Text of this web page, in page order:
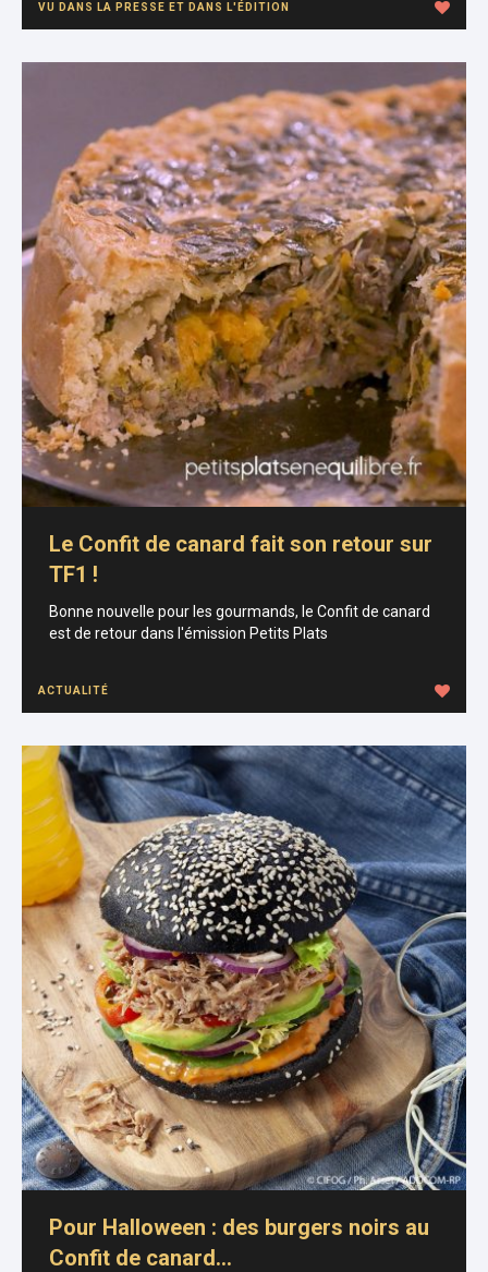
VU DANS LA PRESSE ET DANS L'ÉDITION
Le Confit de canard fait son retour sur
TF1 !
Bonne nouvelle pour les gourmands, le Confit de canard
est de retour dans l'émission Petits Plats
ACTUALITÉ
Pour Halloween : des burgers noirs au
Confit de canard…